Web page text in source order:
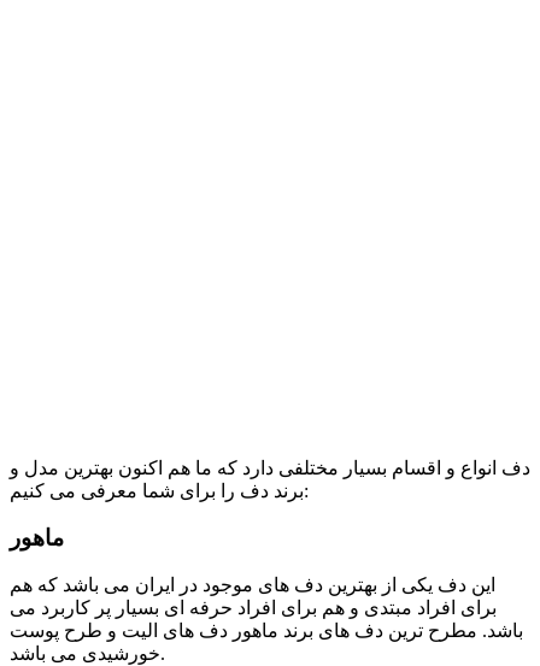
دف انواع و اقسام بسیار مختلفی دارد که ما هم اکنون بهترین مدل و
برند دف را برای شما معرفی می کنیم:
ماهور
این دف یکی از بهترین دف های موجود در ایران می باشد که هم
برای افراد مبتدی و هم برای افراد حرفه ای بسیار پر کاربرد می
باشد. مطرح ترین دف های برند ماهور دف های الیت و طرح پوست
خورشیدی می باشد.